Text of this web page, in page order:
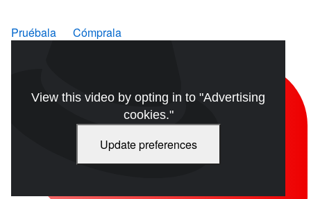
Pruébala Cómprala
View this video by opting in to "Advertising
cookies."
Update preferences